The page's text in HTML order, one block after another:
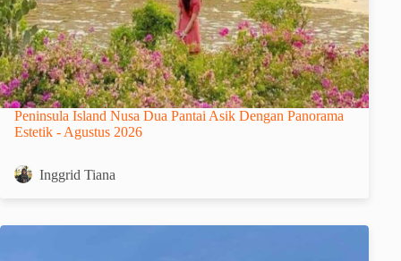
Peninsula Island Nusa Dua Pantai Asik Dengan Panorama
Estetik - Agustus 2026
Inggrid Tiana